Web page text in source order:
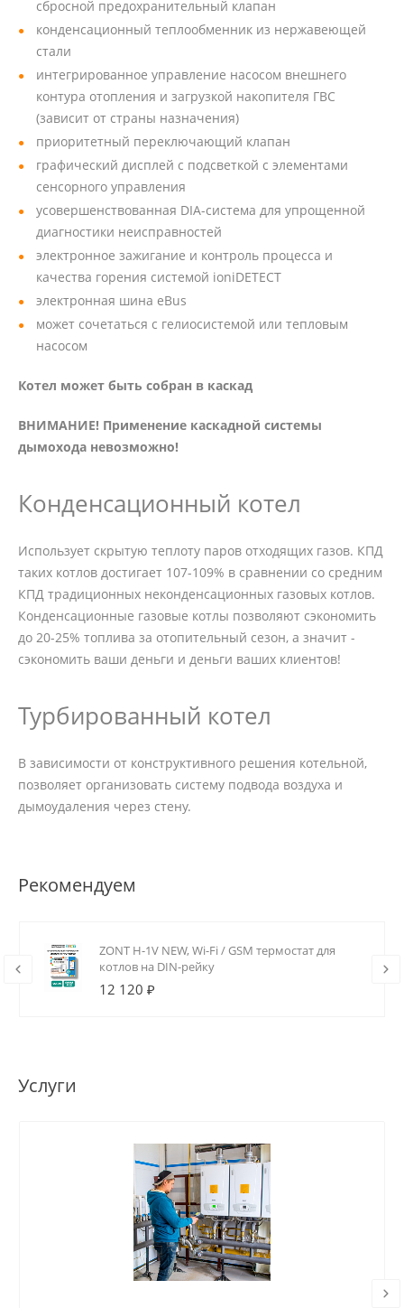
сбросной предохранительный клапан
конденсационный теплообменник из нержавеющей
стали
интегрированное управление насосом внешнего
контура отопления и загрузкой накопителя ГВС
(зависит от страны назначения)
приоритетный переключающий клапан
графический дисплей с подсветкой с элементами
сенсорного управления
усовершенствованная DIA-система для упрощенной
диагностики неисправностей
электронное зажигание и контроль процесса и
качества горения системой ioniDETECT
электронная шина eBus
может сочетаться с гелиосистемой или тепловым
насосом
Котел может быть собран в каскад
ВНИМАНИЕ! Применение каскадной системы
дымохода невозможно!
Конденсационный котел
Использует скрытую теплоту паров отходящих газов. КПД
таких котлов достигает 107-109% в сравнении со средним
КПД традиционных неконденсационных газовых котлов.
Конденсационные газовые котлы позволяют сэкономить
до 20-25% топлива за отопительный сезон, а значит -
сэкономить ваши деньги и деньги ваших клиентов!
Турбированный котел
В зависимости от конструктивного решения котельной,
позволяет организовать систему подвода воздуха и
дымоудаления через стену.
Рекомендуем
ZONT H-1V NEW, Wi-Fi / GSM термостат для
котлов на DIN-рейку
12 120 ₽
Услуги